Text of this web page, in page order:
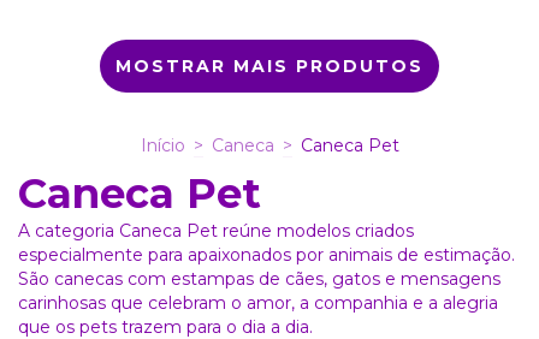
MOSTRAR MAIS PRODUTOS
Início > Caneca > Caneca Pet
Caneca Pet
A categoria Caneca Pet reúne modelos criados
especialmente para apaixonados por animais de estimação.
São canecas com estampas de cães, gatos e mensagens
carinhosas que celebram o amor, a companhia e a alegria
que os pets trazem para o dia a dia.